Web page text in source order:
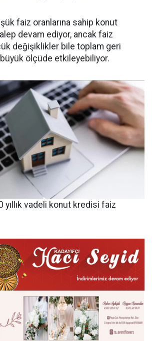
faiz oranlarına sahip konut
devam ediyor, ancak faiz
değişiklikler bile toplam geri
büyük ölçüde etkileyebiliyor.
yıllık vadeli konut kredisi faiz